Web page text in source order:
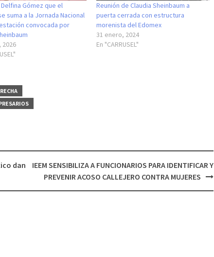
Gómez que el
suma a la Jornada Nacional
convocada por
2026
Reunión de Claudia Sheinbaum a
puerta cerrada con estructura
morenista del Edomex
31 enero, 2024
En "CARRUSEL"
dan
IEEM SENSIBILIZA A FUNCIONARIOS PARA IDENTIFICAR Y
PREVENIR ACOSO CALLEJERO CONTRA MUJERES